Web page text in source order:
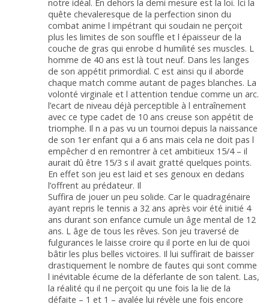
notre idéal. En dehors la demi mesure est la loi. Ici la
quête chevaleresque de la perfection sinon du
combat anime l impétrant qui soudain ne perçoit
plus les limites de son souffle et l épaisseur de la
couche de gras qui enrobe d humilité ses muscles. L
homme de 40 ans est là tout neuf. Dans les langes
de son appétit primordial. C est ainsi qu il aborde
chaque match comme autant de pages blanches. La
volonté virginale et l attention tendue comme un arc.
l’ecart de niveau déjà perceptible à l entraînement
avec ce type cadet de 10 ans creuse son appétit de
triomphe. Il n a pas vu un tournoi depuis la naissance
de son 1er enfant qui a 6 ans mais cela ne doit pas l
empêcher d en remontrer à cet ambitieux 15/4 – il
aurait dû être 15/3 s il avait gratté quelques points.
En effet son jeu est laid et ses genoux en dedans
l’offrent au prédateur. Il
Suffira de jouer un peu solide. Car le quadragénaire
ayant repris le tennis a 32 ans après voir été initié 4
ans durant son enfance cumule un âge mental de 12
ans. L âge de tous les rêves. Son jeu traversé de
fulgurances le laisse croire qu il porte en lui de quoi
bâtir les plus belles victoires. Il lui suffirait de baisser
drastiquement le nombre de fautes qui sont comme
l inévitable écume de la déferlante de son talent. Las,
la réalité qu il ne perçoit qu une fois la lie de la
défaite – 1 et 1 – avalée lui révèle une fois encore